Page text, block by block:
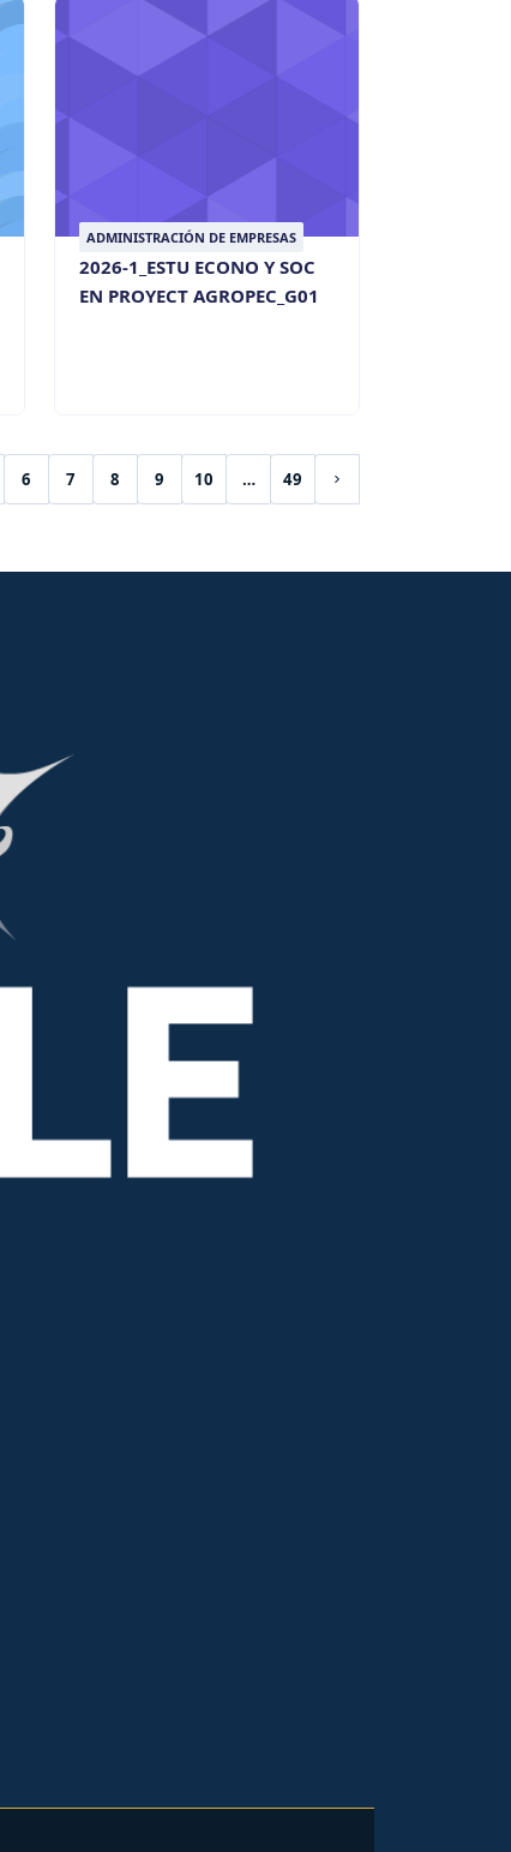
ADMINISTRACIÓN DE EMPRESAS
2026-1_ESTU ECONO Y SOC
EN PROYECT AGROPEC_G01
6 7 8 9 10 … 49